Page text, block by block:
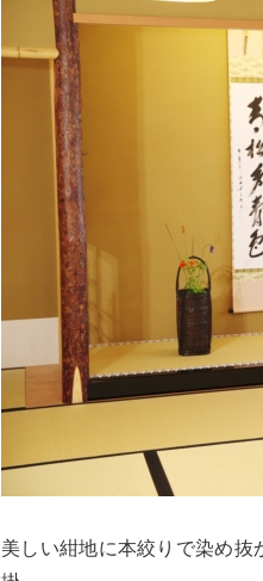
美しい紺地に本絞りで染め